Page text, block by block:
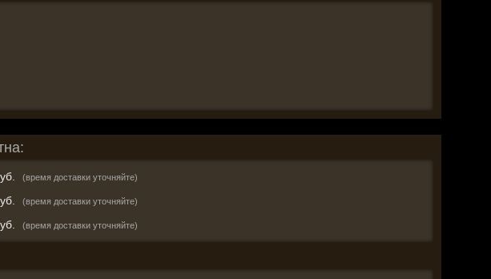
(время доставки уточняйте)
(время доставки уточняйте)
(время доставки уточняйте)